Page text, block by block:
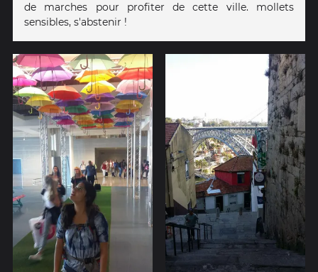
de marches pour profiter de cette ville. mollets
sensibles, s'abstenir !